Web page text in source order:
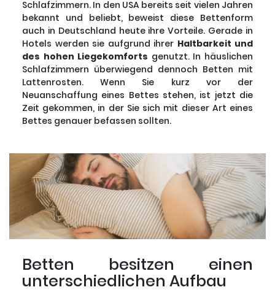
Schlafzimmern. In den USA bereits seit vielen Jahren
bekannt und beliebt, beweist diese Bettenform
auch in Deutschland heute ihre Vorteile. Gerade in
Hotels werden sie aufgrund ihrer Haltbarkeit und
des hohen Liegekomforts genutzt. In häuslichen
Schlafzimmern überwiegend dennoch Betten mit
Lattenrosten. Wenn Sie kurz vor der
Neuanschaffung eines Bettes stehen, ist jetzt die
Zeit gekommen, in der Sie sich mit dieser Art eines
Bettes genauer befassen sollten.
Betten besitzen einen
unterschiedlichen Aufbau